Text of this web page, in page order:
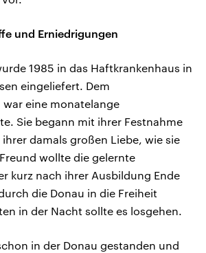
und Erniedrigungen
1985 in das Haftkrankenhaus in
eingeliefert. Dem
eine monatelange
Sie begann mit ihrer Festnahme
damals großen Liebe, wie sie
wollte die gelernte
kurz nach ihrer Ausbildung Ende
die Donau in die Freiheit
in der Nacht sollte es losgehen.
in der Donau gestanden und